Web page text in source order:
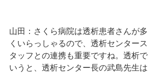
山田：さくら病院は透析患者さんが多
くいらっしゃるので、透析センタース
タッフとの連携も重要ですね。透析で
いうと、透析センター長の武島先生は